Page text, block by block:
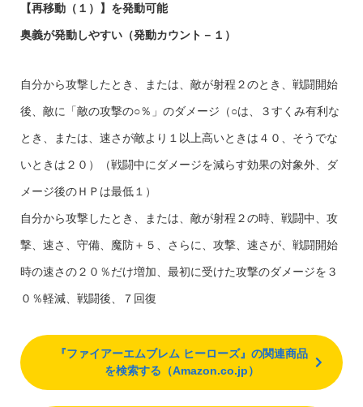
【再移動（１）】を発動可能
奥義が発動しやすい（発動カウント－１）
自分から攻撃したとき、または、敵が射程２のとき、戦闘開始
後、敵に「敵の攻撃の○％」のダメージ（○は、３すくみ有利な
とき、または、速さが敵より１以上高いときは４０、そうでな
いときは２０）（戦闘中にダメージを減らす効果の対象外、ダ
メージ後のＨＰは最低１）
自分から攻撃したとき、または、敵が射程２の時、戦闘中、攻
撃、速さ、守備、魔防＋５、さらに、攻撃、速さが、戦闘開始
時の速さの２０％だけ増加、最初に受けた攻撃のダメージを３
０％軽減、戦闘後、７回復
『ファイアーエムブレム ヒーローズ』の関連商品
を検索する（Amazon.co.jp）